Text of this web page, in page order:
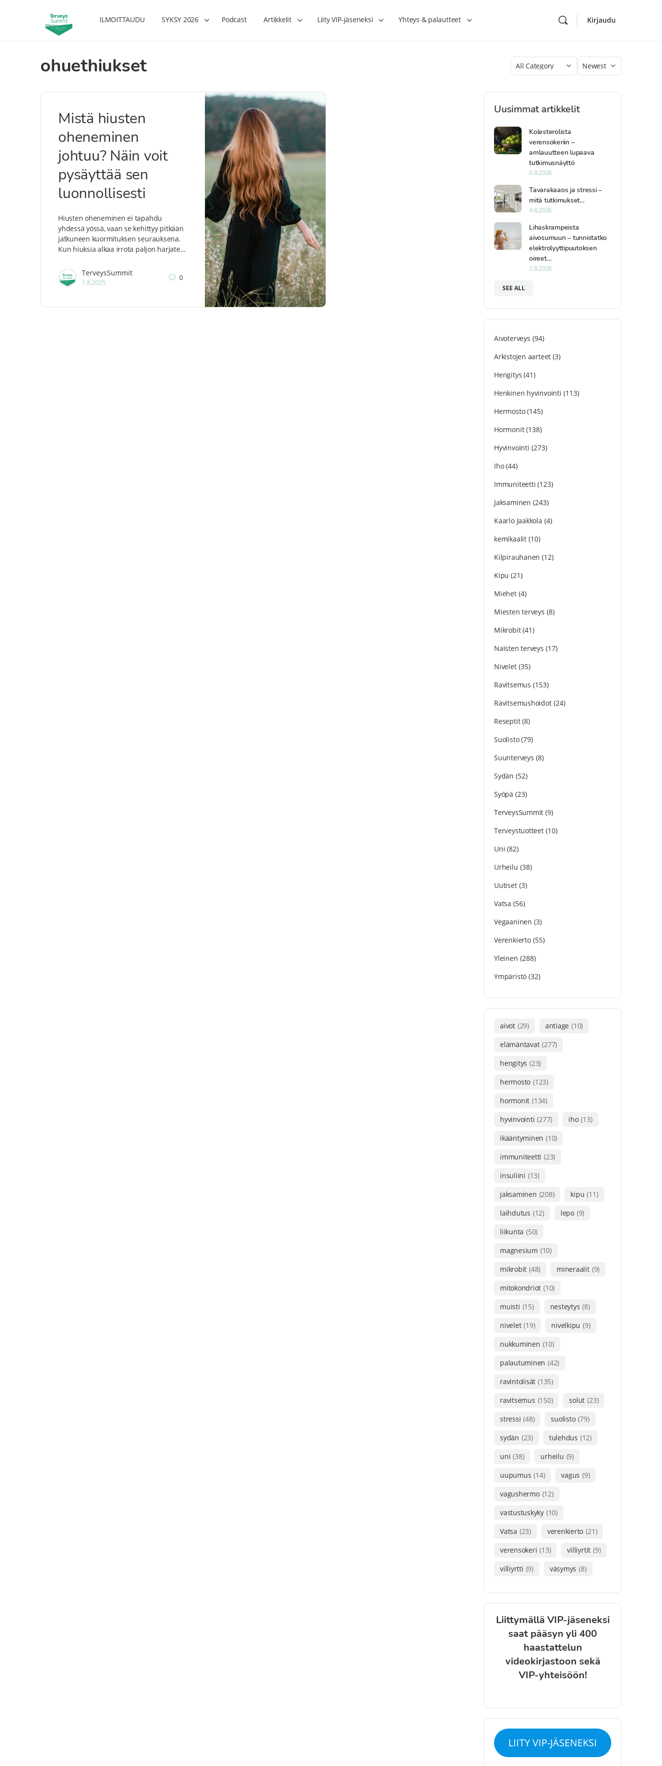
ILMOITTAUDU SYKSY 2026 Podcast Artikkelit Liity VIP-jäseneksi Yhteys & palautteet Kirjaudu
ohuethiukset Category
Sort
Mistä hiusten
oheneminen
johtuu? Näin voit
pysäyttää sen
luonnollisesti
Hiusten oheneminen ei tapahdu
yhdessä yössä, vaan se kehittyy pitkään
jatkuneen kuormituksen seurauksena.
Kun hiuksia alkaa irrota paljon harjate…
TerveysSummit
1.8.2025
0
Uusimmat artikkelit
Kolesterolista
verensokeriin –
amlauutteen lupaava
tutkimusnäyttö
6.8.2026
Tavarakaaos ja stressi –
mitä tutkimukset…
4.8.2026
Lihaskrampeista
aivosumuun – tunnistatko
elektrolyyttipuutoksen
oireet…
2.8.2026
SEE ALL
Aivoterveys (94)
Arkistojen aarteet (3)
Hengitys (41)
Henkinen hyvinvointi (113)
Hermosto(145)
Hormonit(138)
Hyvinvointi (273)
Iho(44)
Immuniteetti (123)
Jaksaminen (243)
Kaarlo Jaakkola (4)
kemikaalit(10)
Kilpirauhanen (12)
Kipu (21)
Miehet(4)
Miesten terveys (8)
Mikrobit(41)
Naisten terveys (17)
Nivelet(35)
Ravitsemus (153)
Ravitsemushoidot(24)
Reseptit(8)
Suolisto(79)
Suunterveys (8)
Sydän (52)
Syöpä (23)
TerveysSummit (9)
Terveystuotteet(10)
Uni (82)
Urheilu (38)
Uutiset(3)
Vatsa (56)
Vegaaninen (3)
Verenkierto(55)
Yleinen (288)
Ympäristö (32)
aivot (29) antiage (10)
elämäntavat (277)
hengitys (23)
hermosto (123)
hormonit (134)
hyvinvointi (277) iho (13)
ikääntyminen (10)
immuniteetti (23)
insuliini (13)
jaksaminen (208) kipu (11)
laihdutus (12) lepo (9)
liikunta (50)
magnesium (10)
mikrobit (48) mineraalit (9)
mitokondriot (10)
muisti (15) nesteytys (8)
nivelet (19) nivelkipu (9)
nukkuminen (10)
palautuminen (42)
ravintolisät (135)
ravitsemus (150) solut (23)
stressi (48) suolisto (79)
sydän (23) tulehdus (12)
uni (38) urheilu (9)
uupumus (14) vagus (9)
vagushermo (12)
vastustuskyky (10)
Vatsa (23) verenkierto (21)
verensokeri (13) villiyrtit (9)
villiyrtti (9) väsymys (8)
Liittymällä VIP-jäseneksi
saat pääsyn yli 400
haastattelun
videokirjastoon sekä
VIP-yhteisöön!
LIITY VIP-JÄSENEKSI